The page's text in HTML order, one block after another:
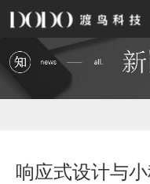
响应式设计与